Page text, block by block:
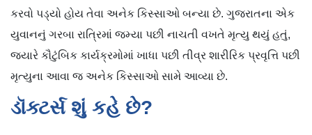
કરવો પડ્યો હોય તેવા અનેક કિસ્સાઓ બન્યા છે. ગુજરાતના એક
યુવાનનું ગરબા રાત્રિમાં જમ્યા પછી નાચતી વખતે મૃત્યુ થયું હતું,
જ્યારે કૌટુંબિક કાર્યક્રમોમાં ખાધા પછી તીવ્ર શારીરિક પ્રવૃત્તિ પછી
મૃત્યુના આવા જ અનેક કિસ્સાઓ સામે આવ્યા છે.
ડૉક્ટર્સ શું કહે છે?